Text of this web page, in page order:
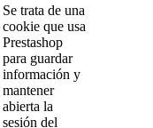
Se trata de una
cookie que usa
Prestashop
para guardar
información y
mantener
abierta la
sesión del